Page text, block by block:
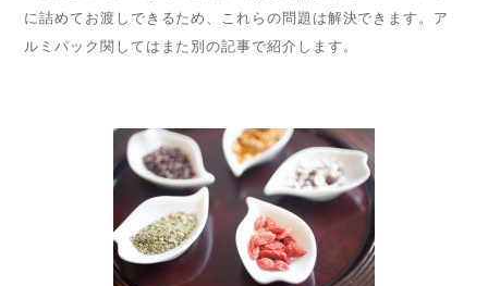
に詰めてお渡しできるため、これらの問題は解決できます。ア
ルミパック関してはまた別の記事で紹介します。